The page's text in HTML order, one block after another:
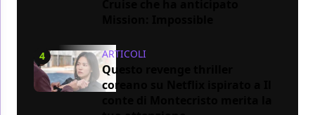
4 ARTICOLI
Questo revenge thriller
coreano su Netflix ispirato a Il